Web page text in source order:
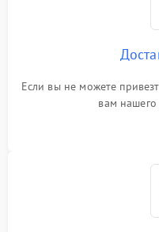
Если вы не можете
вам нашего